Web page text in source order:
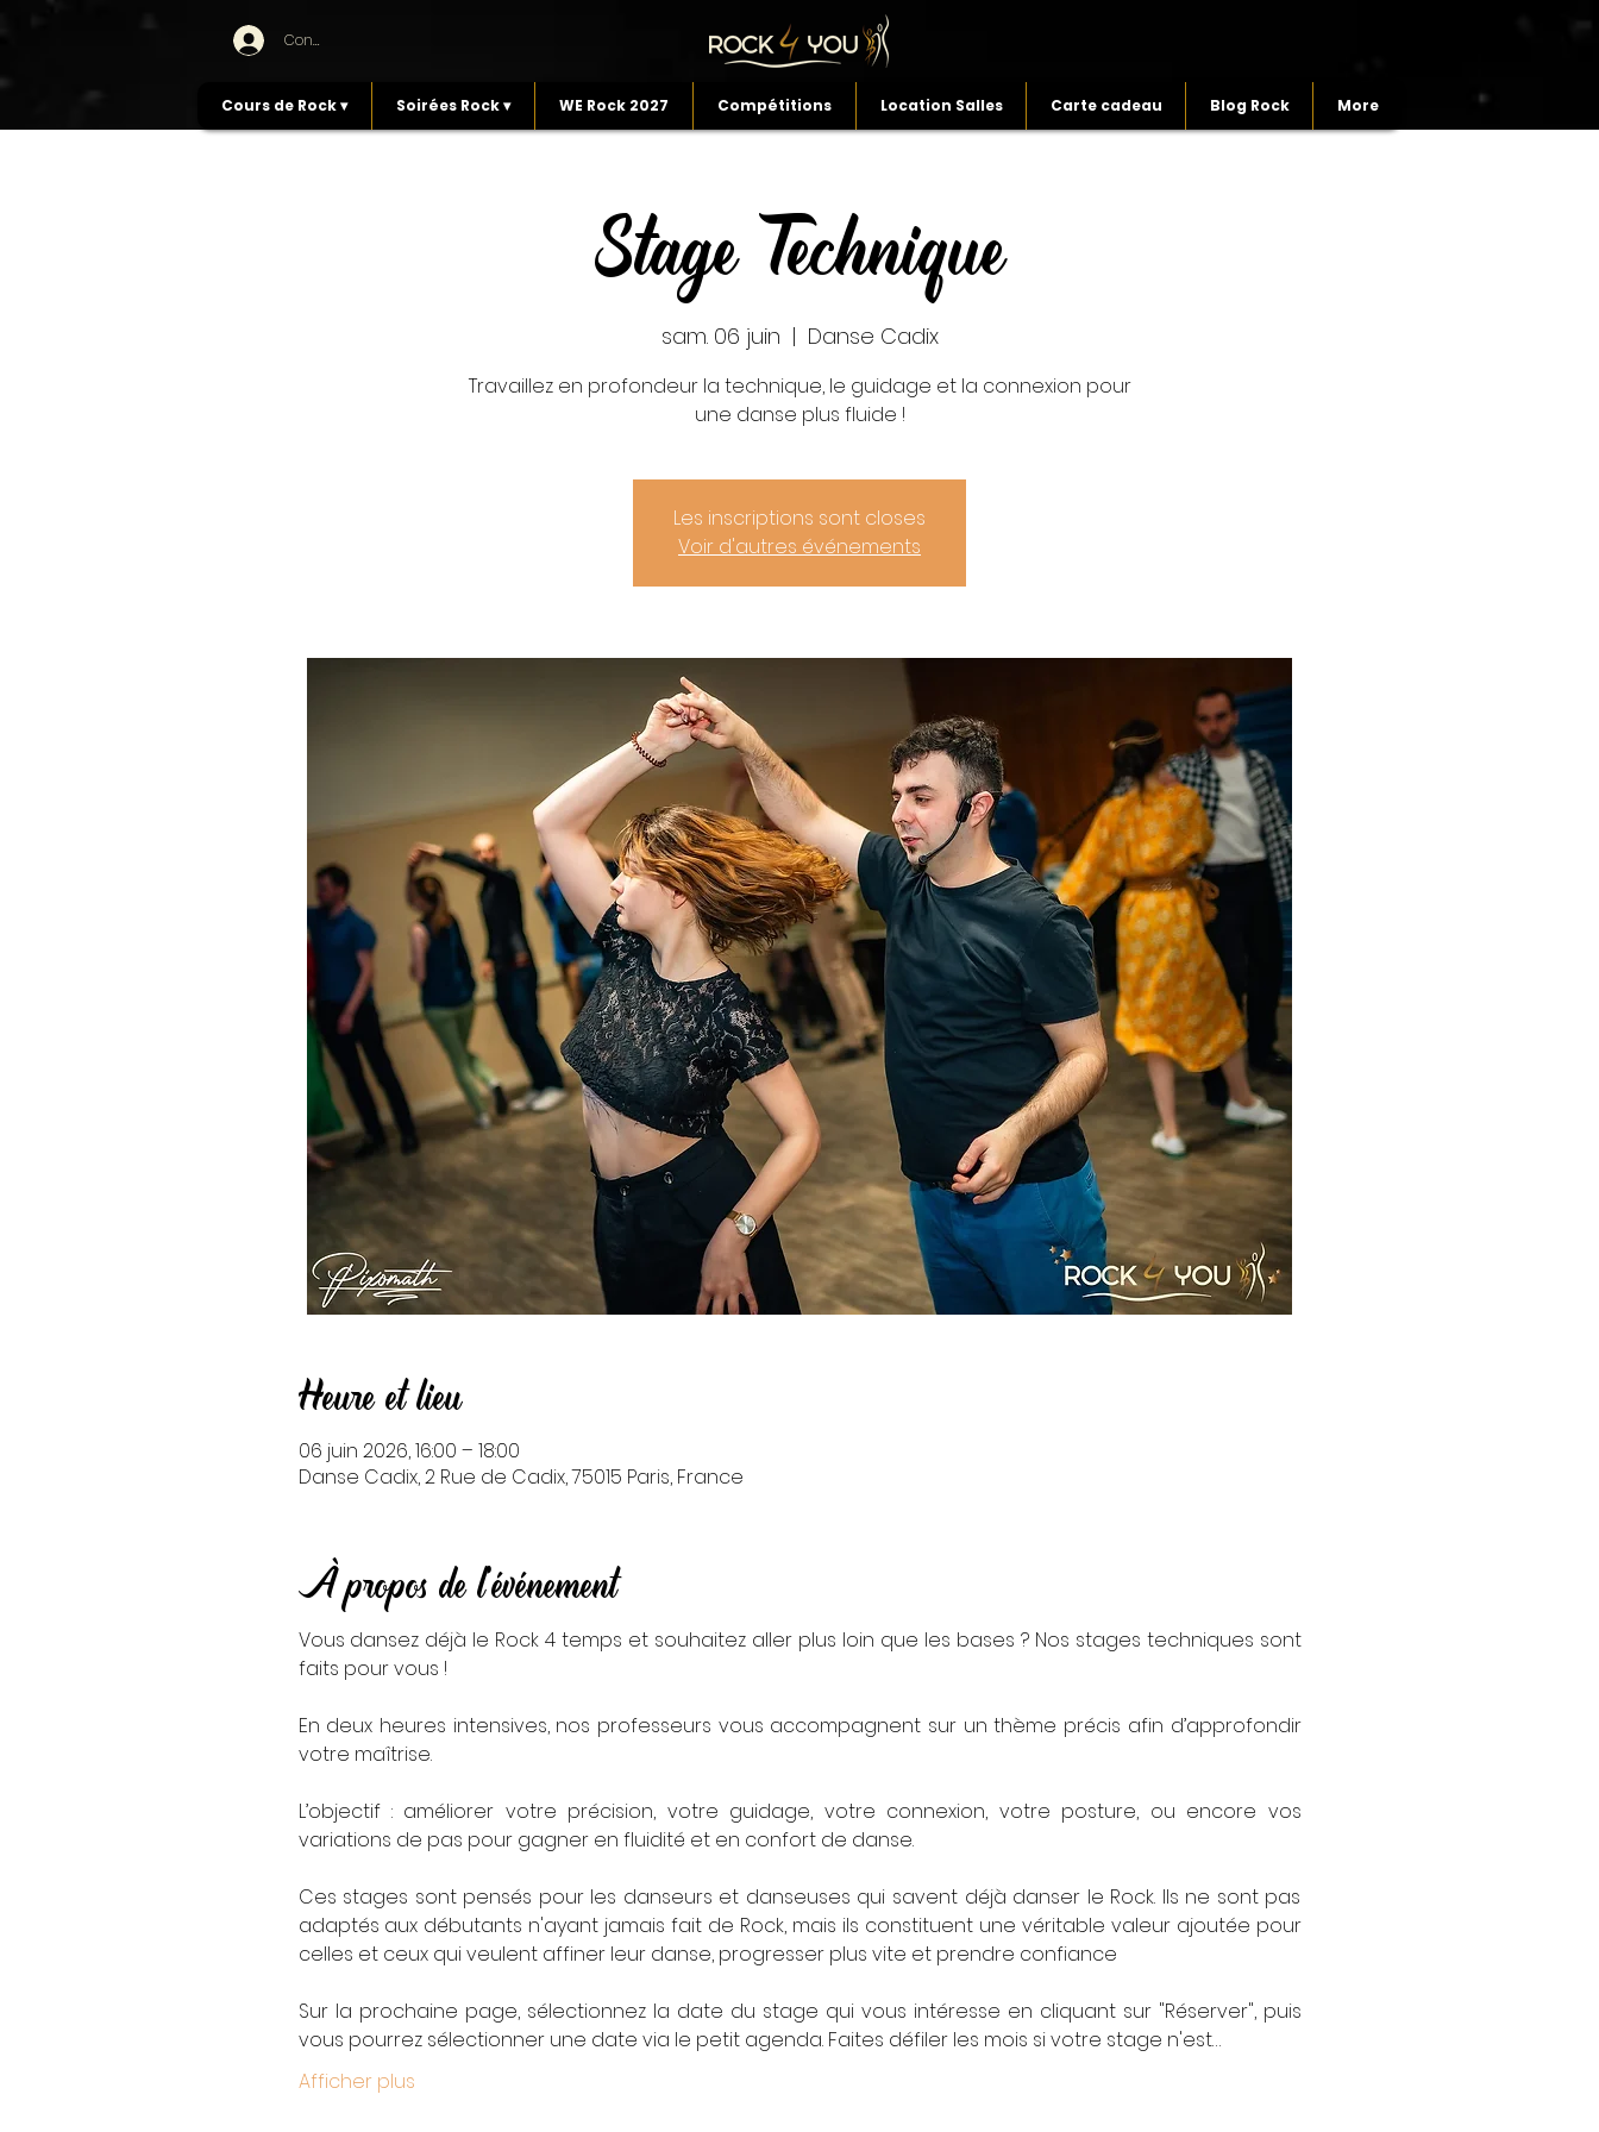
Connexion
Cours de Rock ▾ Soirées Rock ▾ WE Rock 2027 Compétitions Location Salles Carte cadeau Blog Rock More
Stage Technique
sam. 06 juin
  |
Danse Cadix
Travaillez en profondeur la technique, le guidage et la connexion pour
une danse plus fluide !
Les inscriptions sont closes
Voir d'autres événements
Heure et lieu
06 juin 2026, 16:00 – 18:00
Danse Cadix, 2 Rue de Cadix, 75015 Paris, France
À propos de l'événement
Vous dansez déjà le Rock 4 temps et souhaitez aller plus loin que les bases ? Nos stages techniques sont
faits pour vous !
En deux heures intensives, nos professeurs vous accompagnent sur un thème précis afin d’approfondir
votre maîtrise.
L’objectif : améliorer votre précision, votre guidage, votre connexion, votre posture, ou encore vos
variations de pas pour gagner en fluidité et en confort de danse.
Ces stages sont pensés pour les danseurs et danseuses qui savent déjà danser le Rock. Ils ne sont pas
adaptés aux débutants n'ayant jamais fait de Rock, mais ils constituent une véritable valeur ajoutée pour
celles et ceux qui veulent affiner leur danse, progresser plus vite et prendre confiance
Sur la prochaine page, sélectionnez la date du stage qui vous intéresse en cliquant sur "Réserver", puis
vous pourrez sélectionner une date via le petit agenda. Faites défiler les mois si votre stage n'est…
Afficher plus